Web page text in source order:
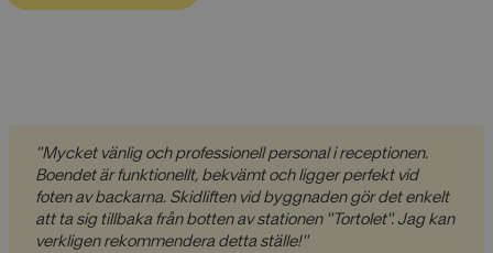
"Mycket vänlig och professionell personal i receptionen.
Boendet är funktionellt, bekvämt och ligger perfekt vid
foten av backarna. Skidliften vid byggnaden gör det enkelt
att ta sig tillbaka från botten av stationen "Tortolet". Jag kan
verkligen rekommendera detta ställe!"